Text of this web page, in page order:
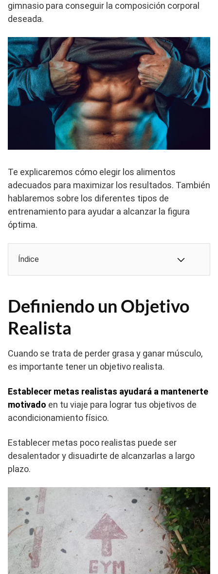
gimnasio para conseguir la composición corporal
deseada.
Te explicaremos cómo elegir los alimentos
adecuados para maximizar los resultados. También
hablaremos sobre los diferentes tipos de
entrenamiento para ayudar a alcanzar la figura
óptima.
Índice
Definiendo un Objetivo
Realista
Cuando se trata de perder grasa y ganar músculo,
es importante tener un objetivo realista.
Establecer metas realistas ayudará a mantenerte
motivado en tu viaje para lograr tus objetivos de
acondicionamiento físico.
Establecer metas poco realistas puede ser
desalentador y disuadirte de alcanzarlas a largo
plazo.